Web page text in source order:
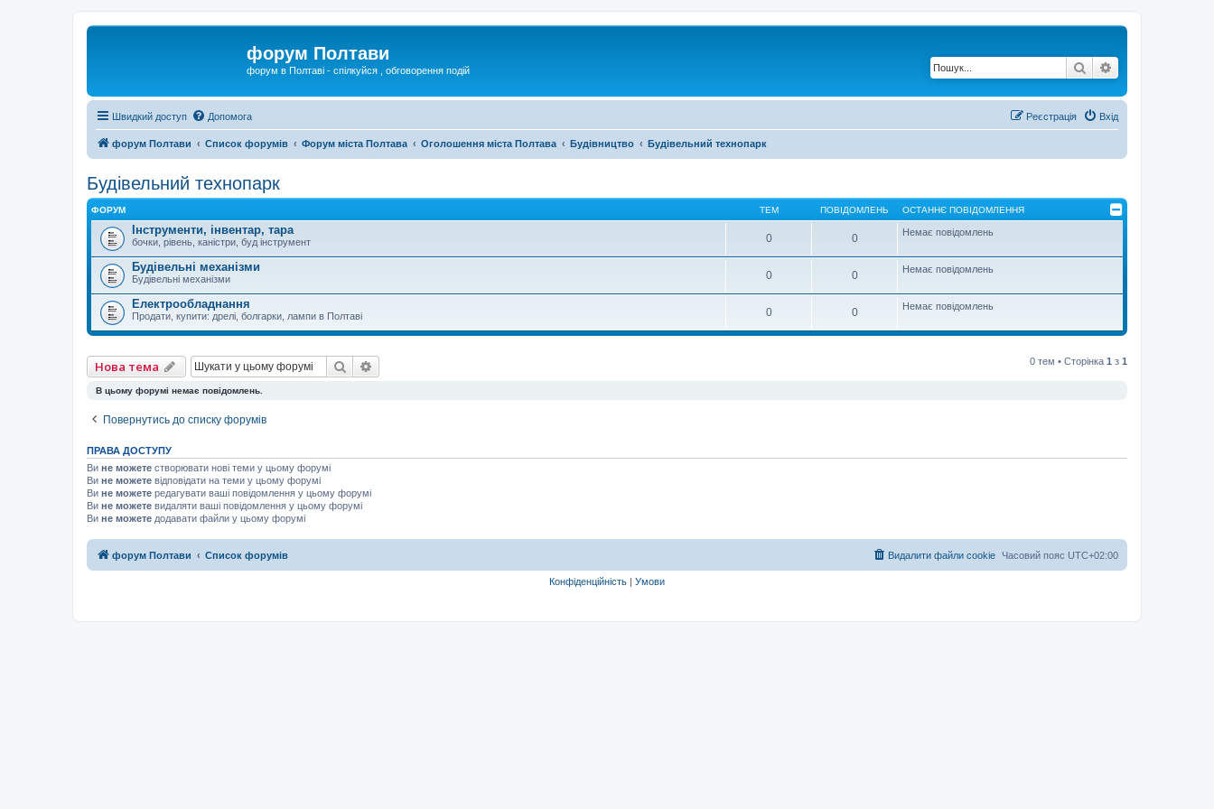
форум Полтави
форум в Полтаві - спілкуйся , обговорення подій Пошук
Швидкий доступ Допомога Вхід
Реєстрація
форум Полтави Список форумів Форум міста Полтава Оголошення міста Полтава Будівництво Будівельний технопарк
Будівельний технопарк
ФОРУМ ТЕМ ПОВІДОМЛЕНЬ ОСТАННЄ ПОВІДОМЛЕННЯ
Інструменти, інвентар, тара
бочки, рівень, каністри, буд інструмент 0 0 Немає повідомлень
Будівельні механізми
Будівельні механізми 0 0 Немає повідомлень
Електрообладнання
Продати, купити: дрелі, болгарки, лампи в Полтаві 0 0 Немає повідомлень
Нова тема Пошук 0 тем • Сторінка 1 з 1
В цьому форумі немає повідомлень.
Повернутись до списку форумів
ПРАВА ДОСТУПУ
Ви не можете створювати нові теми у цьому форумі
Ви не можете відповідати на теми у цьому форумі
Ви не можете редагувати ваші повідомлення у цьому форумі
Ви не можете видаляти ваші повідомлення у цьому форумі
Ви не можете додавати файли у цьому форумі
форум Полтави Список форумів Часовий пояс UTC+02:00
Видалити файли cookie
Конфіденційність | Умови